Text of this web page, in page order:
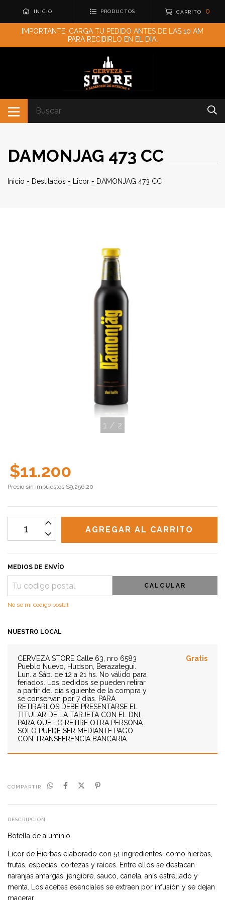
INICIO PRODUCTOS CARRITO 0
IMPORTANTE: CARGA TU PEDIDO ANTES DE LAS 10 AM
PARA RECIBIRLO EN EL DIA.
DAMONJAG 473 CC
Inicio - Destilados - Licor - DAMONJAG 473 CC
1 / 2
$11.200
Precio sin impuestos $9.256,20
MEDIOS DE ENVÍO
CALCULAR
No sé mi código postal
NUESTRO LOCAL
CERVEZA STORE Calle 63, nro 6583
Pueblo Nuevo, Hudson, Berazategui.
Lun. a Sáb. de 12 a 21 hs. No válido para
feriados. Los pedidos se pueden retirar
a partir del día siguiente de la compra y
se conservan por 7 días. PARA
RETIRARLOS DEBE PRESENTARSE EL
TITULAR DE LA TARJETA CON EL DNI,
PARA QUE LO RETIRE OTRA PERSONA
SOLO PUEDE SER MEDIANTE PAGO
CON TRANSFERENCIA BANCARIA.
Gratis
COMPARTIR
DESCRIPCIÓN
Botella de aluminio.
Licor de Hierbas elaborado con 51 ingredientes, como hierbas,
frutas, especias, cortezas y raíces. Entre ellos se destacan
naranjas amargas, jengibre, sauco, canela, anís estrellado y
menta. Los aceites esenciales se extraen por infusión y se dejan
macerar.